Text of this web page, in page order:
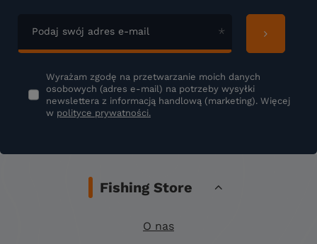
Podaj swój adres e-mail
Wyrażam zgodę na przetwarzanie moich danych
osobowych (adres e-mail) na potrzeby wysyłki
newslettera z informacją handlową (marketing). Więcej
w polityce prywatności.
Fishing Store
O nas